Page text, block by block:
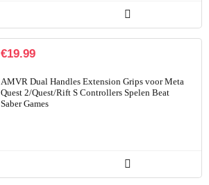
€19.99
AMVR Dual Handles Extension Grips voor Meta
Quest 2/Quest/Rift S Controllers Spelen Beat
Saber Games